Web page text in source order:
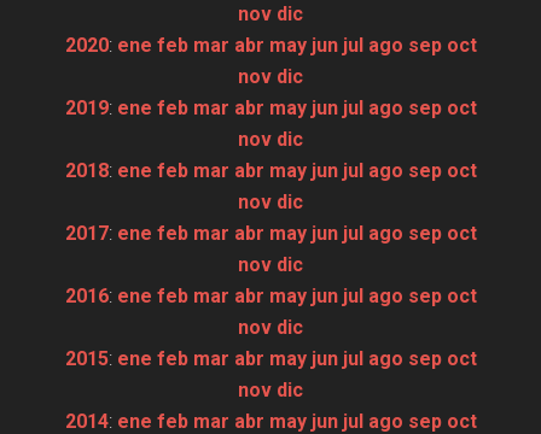
nov dic
2020: ene feb mar abr may jun jul ago sep oct
nov dic
2019: ene feb mar abr may jun jul ago sep oct
nov dic
2018: ene feb mar abr may jun jul ago sep oct
nov dic
2017: ene feb mar abr may jun jul ago sep oct
nov dic
2016: ene feb mar abr may jun jul ago sep oct
nov dic
2015: ene feb mar abr may jun jul ago sep oct
nov dic
2014: ene feb mar abr may jun jul ago sep oct